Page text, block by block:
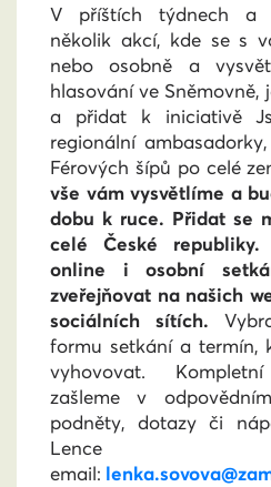
V příštích týdnech a
několik akcí, kde se s
nebo osobně a
hlasování ve Sněmovně,
a přidat k iniciativě
regionální
Férových šípů po celé
vše vám vysvětlíme a
dobu k ruce. Přidat se
celé České
online i osobní
zveřejňovat na našich
sociálních sítích.
formu setkání a termín,
vyhovovat.
zašleme v
podněty, dotazy či
email: